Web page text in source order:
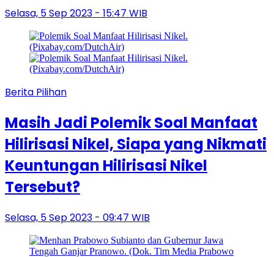
Selasa, 5 Sep 2023 - 15:47 WIB
Berita Pilihan
Masih Jadi Polemik Soal Manfaat
Hilirisasi Nikel, Siapa yang Nikmati
Keuntungan Hilirisasi Nikel
Tersebut?
Selasa, 5 Sep 2023 - 09:47 WIB